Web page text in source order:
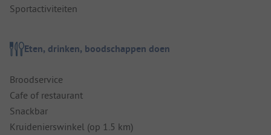
Sportactiviteiten
Eten, drinken, boodschappen doen
Broodservice
Cafe of restaurant
Snackbar
Kruidenierswinkel (op 1.5 km)